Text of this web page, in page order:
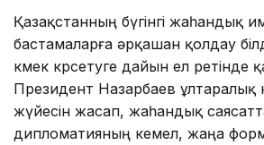
Қазақстанның бүгінгі жаһандық
бастамаларға әрқашан қолдау
көмек көрсетуге дайын ел ретінде
Президент Назарбаев ұлтаралық
жүйесін жасап, жаһандық
дипломатияның кемел, жаңа